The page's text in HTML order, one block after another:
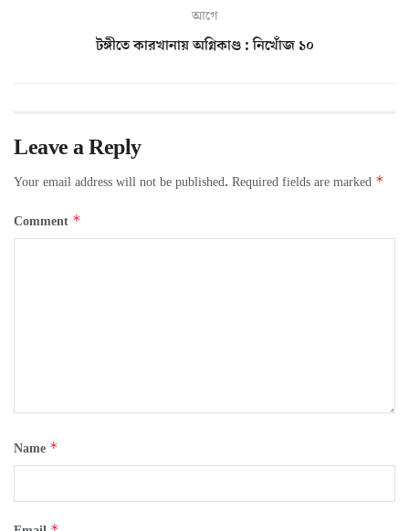
আগে
টঙ্গীতে কারখানায় অগ্নিকাণ্ড : নিখোঁজ ১০
Leave a Reply
Your email address will not be published. Required fields are marked *
Comment *
Name *